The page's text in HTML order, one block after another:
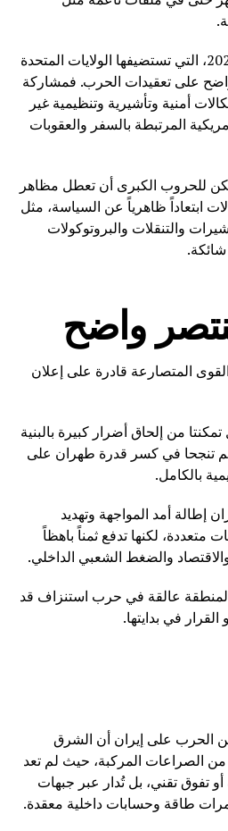
وتبرز بطولة كأس العالم 2026، التي تستضيفها الولايات المتحدة
على تعقيدات الحرب. فمشاركة
أمنية وتأشيرية وتنظيمية غير
المرتبطة بالسفر والعقوبات
للحروب الكبرى أن تعطل مظاهر
ابتعاداً ظاهرياً عن السياسة، مثل
والتنقلات والبروتوكولات
شائكة.
واضح
المتصارعة قادرة على إعلان
من إلحاق أضرار كبيرة بالبنية
لم تنجحا في كسر قدرة طهران على
بالكامل.
إطالة أمد المواجهة وتهديد
لكنها تدفع ثمناً باهظاً
والضغط الشعبي الداخلي.
المنطقة عالقة في حرب استنزاف قد
في بدايتها.
الحرب على إيران أن الشرق
الصراعات المركبة، حيث لم تعد
تفوق تقني، بل تُدار عبر جبهات
طاقة وحسابات داخلية معقدة.